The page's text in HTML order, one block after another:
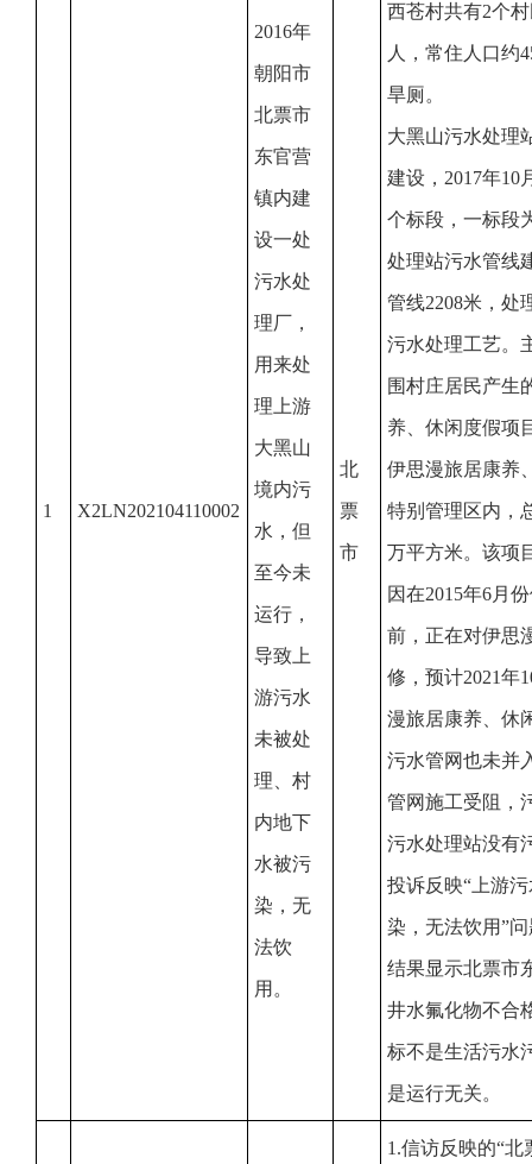
1 X2LN202104110002
2016年
朝阳市
北票市
东官营
镇内建
设一处
污水处
理厂，
用来处
理上游
大黑山
境内污
水，但
至今未
运行，
导致上
游污水
未被处
理、村
内地下
水被污
染，无
法饮
用。
北
票
市
西苍村共有2个
人，常住人口约
旱厕。
大黑山污水处理
建设，2017年10
个标段，一标段
处理站污水管线
管线2208米，处
污水处理工艺。
围村庄居民产生
养、休闲度假项
伊思漫旅居康养
特别管理区内，
万平方米。该项
因在2015年6月
前，正在对伊思
修，预计2021年
漫旅居康养、休
污水管网也未并
管网施工受阻，
污水处理站没有
投诉反映“上游
染，无法饮用”
结果显示北票市
井水氟化物不合
标不是生活污水
是运行无关。
1.信访反映的“